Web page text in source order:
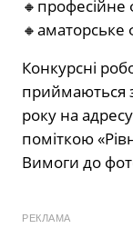
🔸професійне
🔸аматорське
Конкурсні
приймаються
року на
поміткою
Вимоги до
РЕКЛАМА